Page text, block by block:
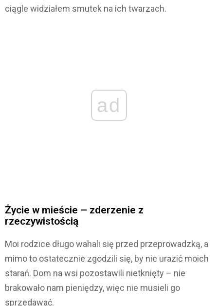
ciągle widziałem smutek na ich twarzach.
ad
Życie w mieście – zderzenie z
rzeczywistością
Moi rodzice długo wahali się przed przeprowadzką, a
mimo to ostatecznie zgodzili się, by nie urazić moich
starań. Dom na wsi pozostawili nietknięty – nie
brakowało nam pieniędzy, więc nie musieli go
sprzedawać.